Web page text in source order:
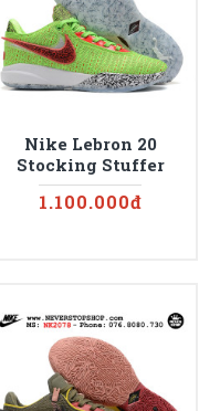
Nike Lebron 20
Stocking Stuffer
1.100.000đ